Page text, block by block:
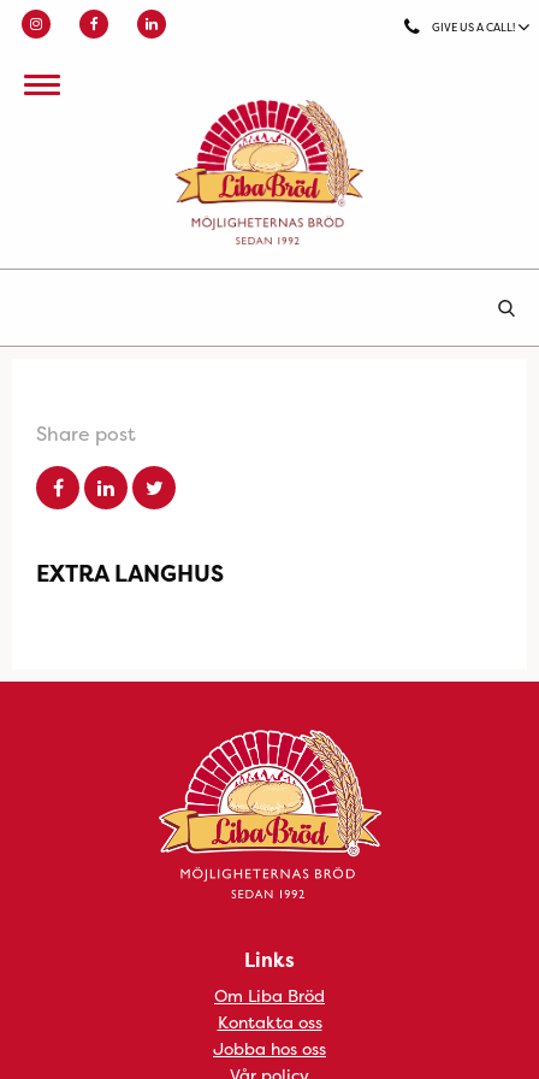
GIVE US A CALL!
Share post
EXTRA LANGHUS
Links
Om Liba Bröd
Kontakta oss
Jobba hos oss